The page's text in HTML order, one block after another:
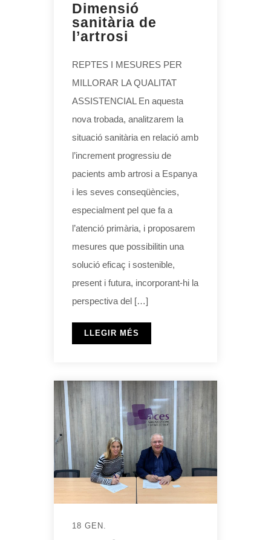
Dimensió
sanitària de
l’artrosi
REPTES I MESURES PER
MILLORAR LA QUALITAT
ASSISTENCIAL En aquesta
nova trobada, analitzarem la
situació sanitària en relació amb
l’increment progressiu de
pacients amb artrosi a Espanya
i les seves conseqüències,
especialment pel que fa a
l’atenció primària, i proposarem
mesures que possibilitin una
solució eficaç i sostenible,
present i futura, incorporant-hi la
perspectiva del […]
LLEGIR MÉS
18 GEN.